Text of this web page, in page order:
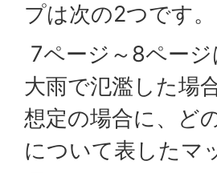
プは次の2つです。
7ページ～8ペー
大雨で氾濫した場
想定の場合に、ど
について表したマ